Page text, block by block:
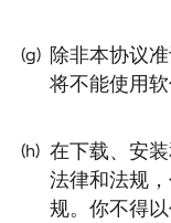
(g) 除非本协议
将不能使用软
(h) 在下载、安
法律和法规
规。你不得